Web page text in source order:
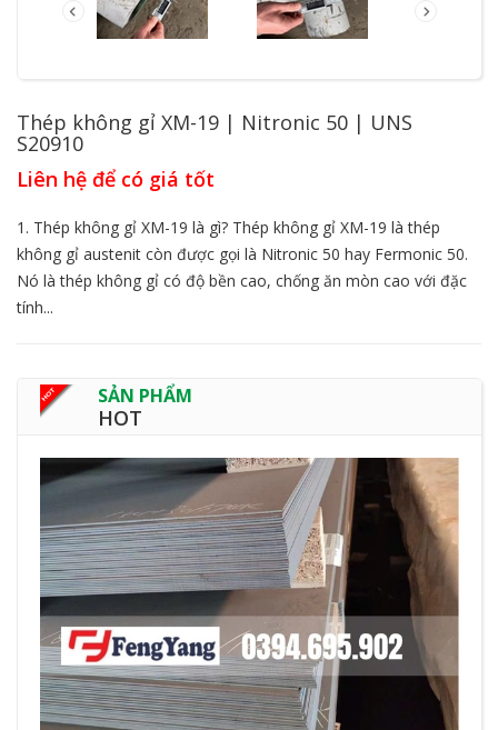
Thép không gỉ XM-19 | Nitronic 50 | UNS
S20910
Liên hệ để có giá tốt
1. Thép không gỉ XM-19 là gì? Thép không gỉ XM-19 là thép
không gỉ austenit còn được gọi là Nitronic 50 hay Fermonic 50.
Nó là thép không gỉ có độ bền cao, chống ăn mòn cao với đặc
tính...
SẢN PHẨM
HOT